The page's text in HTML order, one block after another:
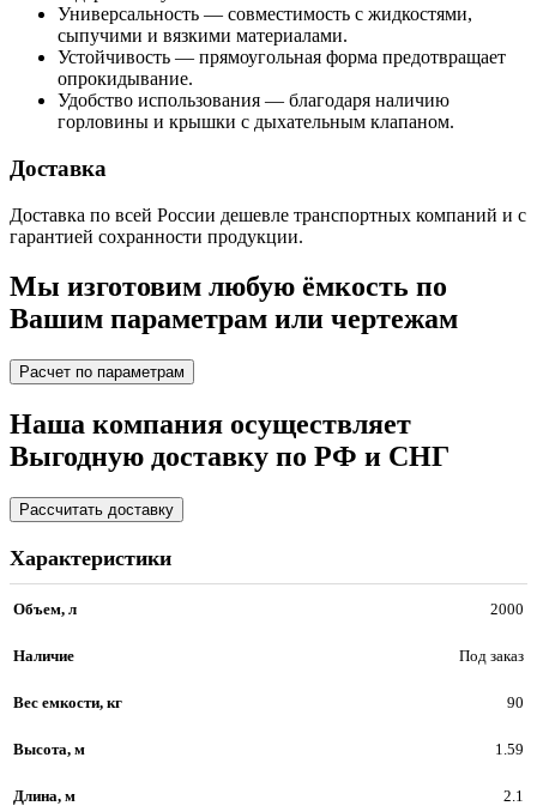
Универсальность — совместимость с жидкостями,
сыпучими и вязкими материалами.
Устойчивость — прямоугольная форма предотвращает
опрокидывание.
Удобство использования — благодаря наличию
горловины и крышки с дыхательным клапаном.
Доставка
Доставка по всей России дешевле транспортных компаний и с
гарантией сохранности продукции.
Мы изготовим любую ёмкость по
Вашим параметрам или чертежам
Расчет по параметрам
Наша компания осуществляет
Выгодную доставку по РФ и СНГ
Рассчитать доставку
Характеристики
Объем, л 2000
Наличие Под заказ
Вес емкости, кг 90
Высота, м 1.59
Длина, м 2.1